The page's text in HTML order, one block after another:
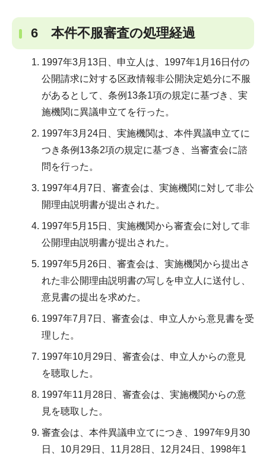
6 本件不服審査の処理経過
1997年3月13日、申立人は、1997年1月16日付の
公開請求に対する区政情報非公開決定処分に不服
があるとして、条例13条1項の規定に基づき、実
施機関に異議申立てを行った。
1997年3月24日、実施機関は、本件異議申立てに
つき条例13条2項の規定に基づき、当審査会に諮
問を行った。
1997年4月7日、審査会は、実施機関に対して非公
開理由説明書が提出された。
1997年5月15日、実施機関から審査会に対して非
公開理由説明書が提出された。
1997年5月26日、審査会は、実施機関から提出さ
れた非公開理由説明書の写しを申立人に送付し、
意見書の提出を求めた。
1997年7月7日、審査会は、申立人から意見書を受
理した。
1997年10月29日、審査会は、申立人からの意見
を聴取した。
1997年11月28日、審査会は、実施機関からの意
見を聴取した。
審査会は、本件異議申立てにつき、1997年9月30
日、10月29日、11月28日、12月24日、1998年1